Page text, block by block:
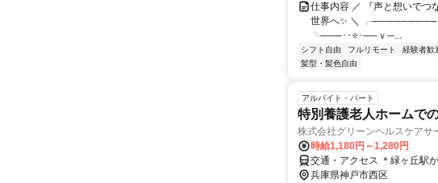
仕事内容 ／ 『声と想いでつ
世界へ✨ ＼ ╭─────────･
╰───･･⭐･──ｖ─...
シフト自由 フルリモート 経験者歓
髪型・髪色自由
アルバイト・パート
特別養護老人ホームで
株式会社グリーンヘルスケア
時給1,180円～1,280円
交通・アクセス ＊緑ヶ丘駅
兵庫県神戸市西区